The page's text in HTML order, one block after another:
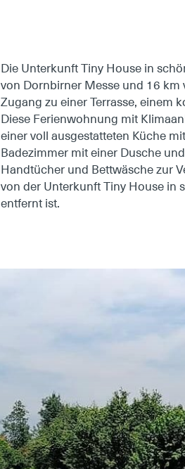
Die Unterkunft Tiny House in
von Dornbirner Messe und 16 km
Zugang zu einer Terrasse, einem
Diese Ferienwohnung mit
einer voll ausgestatteten Küche
Badezimmer mit einer Dusche
Handtücher und Bettwäsche zur
von der Unterkunft Tiny House in
entfernt ist.